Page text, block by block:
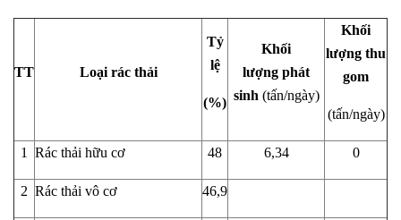
TT Loại rác thải
Tỷ
lệ
(%)
Khối
lượng phát
sinh (tấn/ngày)
Khối
lượng thu
gom
(tấn/ngày)
1 Rác thải hữu cơ 48 6,34 0
2 Rác thải vô cơ 46,9